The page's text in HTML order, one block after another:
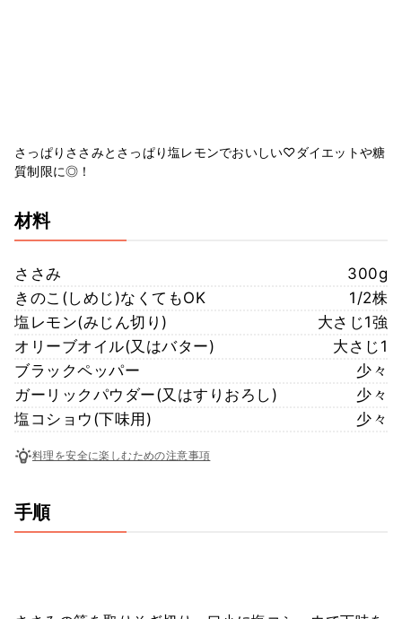
さっぱりささみとさっぱり塩レモンでおいしい♡ダイエットや糖
質制限に◎！
材料
ささみ
300g
きのこ(しめじ)なくてもOK
1/2株
塩レモン(みじん切り)
大さじ1強
オリーブオイル(又はバター)
大さじ1
ブラックペッパー
少々
ガーリックパウダー(又はすりおろし)
少々
塩コショウ(下味用)
少々
料理を安全に楽しむための注意事項
手順